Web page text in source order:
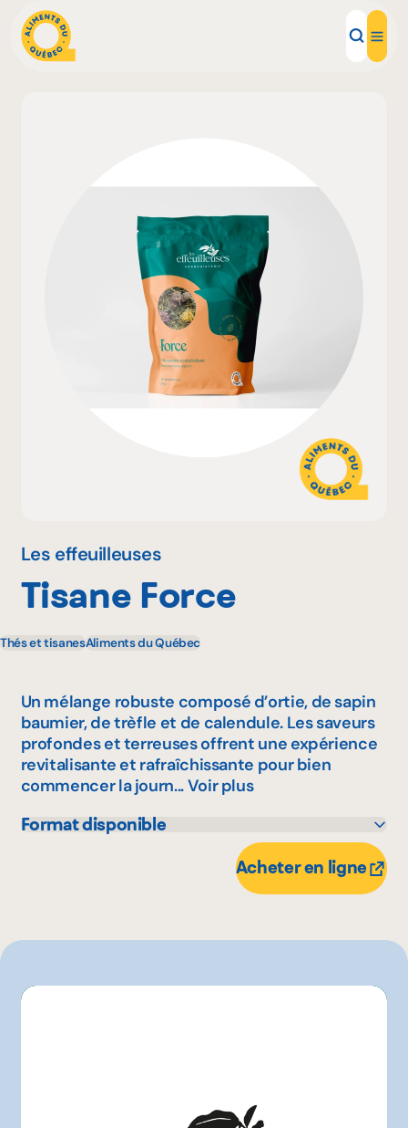
Inspirations d'ici
Restaurants
Institutions
Les effeuilleuses
Tisane Force
Thés et tisanesAliments du Québec
Un mélange robuste composé d’ortie, de sapin
baumier, de trèfle et de calendule. Les saveurs
profondes et terreuses offrent une expérience
revitalisante et rafraîchissante pour bien
commencer la journ...Voir plus
Format disponible
Acheter en ligne